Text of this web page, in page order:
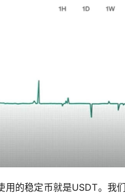
的稳定币就是USDT。我